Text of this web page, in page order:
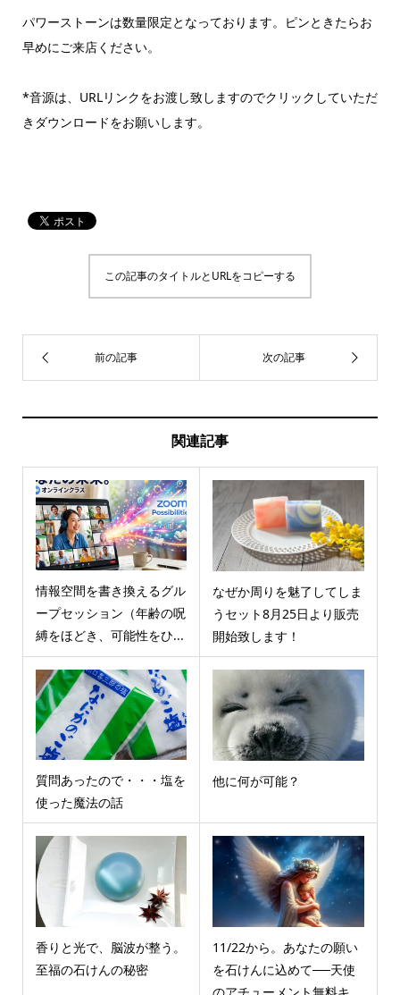
パワーストーンは数量限定となっております。ピンときたらお
早めにご来店ください。
*音源は、URLリンクをお渡し致しますのでクリックしていただ
きダウンロードをお願いします。
この記事のタイトルとURLをコピーする
関連記事
情報空間を書き換えるグル
ープセッション（年齢の呪
縛をほどき、可能性をひ...
なぜか周りを魅了してしま
うセット8月25日より販売
開始致します！
質問あったので・・・塩を
使った魔法の話
他に何が可能？
香りと光で、脳波が整う。
至福の石けんの秘密
11/22から。あなたの願い
を石けんに込めて──天使